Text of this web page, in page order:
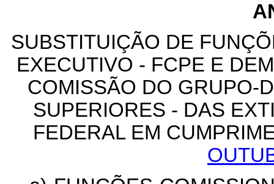
SUBSTITUIÇÃO DE
EXECUTIVO - FCPE E
COMISSÃO DO GRUPO-
SUPERIORES - DAS
FEDERAL EM